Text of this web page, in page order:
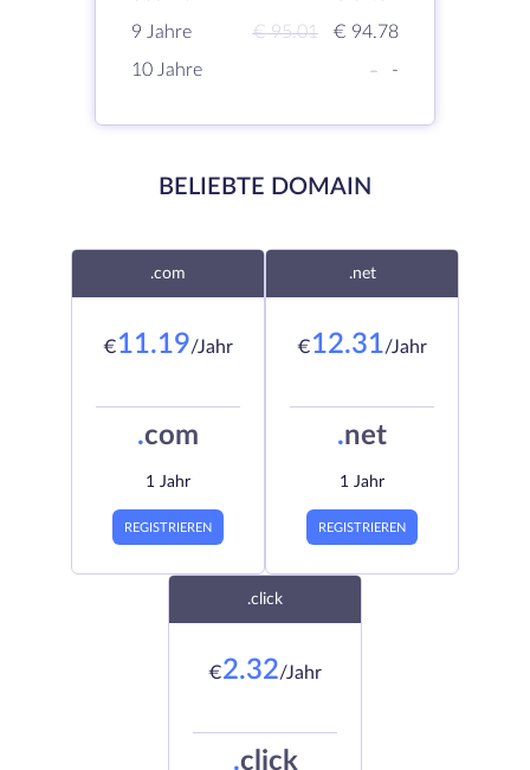
9 Jahre
€ 95.01
€ 94.78
10 Jahre
- -
BELIEBTE DOMAIN
.com
€11.19/Jahr
.com
1 Jahr
REGISTRIEREN
.net
€12.31/Jahr
.net
1 Jahr
REGISTRIEREN
.click
€2.32/Jahr
.click